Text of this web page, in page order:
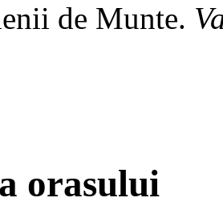
de Munte.
orasului